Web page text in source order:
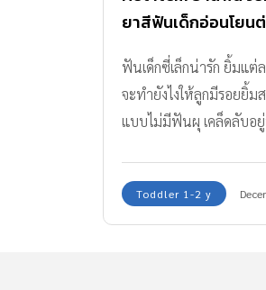
ยาสีฟันเด็กอ่อนโยน
ฟันเด็กซี่เล็กน่ารัก ยิ้มแต่
จะทำยังไงให้ลูกมีรอยยิ้
แบบไม่มีฟันผุ เคล็ดลับอ
บรรณาธิการ Amarin
ฟันที่แม่คอนเฟิร์มว่าลูก
Toddler 1-2 y